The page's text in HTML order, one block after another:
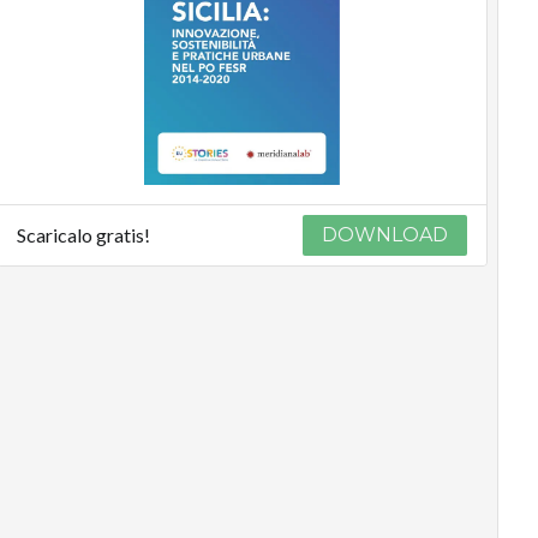
Scaricalo gratis! DOWNLOAD